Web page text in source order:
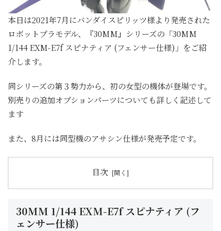
本日は2021年7月にバンダイスピリッツ様より発売された
ロボットプラモデル、『30MM』シリーズの「30MM
1/144 EXM-E7f スピナティア (フェンサー仕様)」をご紹
介します。
同シリーズの第３勢力から、初の女型の機体が登場です。
別売りの追加オプションパーツについても詳しく記述して
ます
また、8月には同型機のアサシン仕様が発売予定です。
目次
30MM 1/144 EXM-E7f スピナティア (フ
ェンサー仕様)